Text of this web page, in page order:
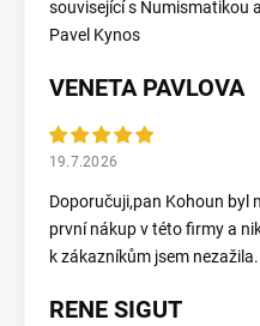
související s Numismatikou
Pavel Kynos
VENETA PAVLOVA
19.7.2026
Doporučuji,pan Kohoun byl
první nákup v této firmy a
k zákazníkům jsem nezažila.
RENE SIGUT